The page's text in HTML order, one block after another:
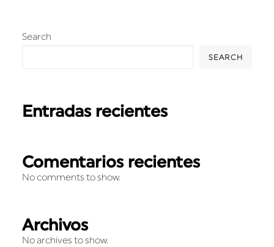
Search
SEARCH
Entradas recientes
Comentarios recientes
No comments to show.
Archivos
No archives to show.